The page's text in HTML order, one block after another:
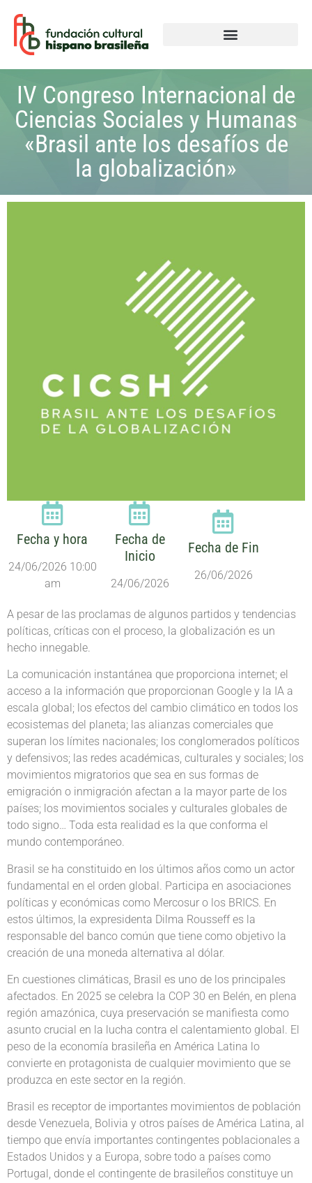
IV Congreso Internacional de
Ciencias Sociales y Humanas
«Brasil ante los desafíos de
la globalización»
Fecha y hora
24/06/2026 10:00
am
Fecha de
Inicio
24/06/2026
Fecha de Fin
26/06/2026
A pesar de las proclamas de algunos partidos y tendencias
políticas, críticas con el proceso, la globalización es un
hecho innegable.
La comunicación instantánea que proporciona internet; el
acceso a la información que proporcionan Google y la IA a
escala global; los efectos del cambio climático en todos los
ecosistemas del planeta; las alianzas comerciales que
superan los límites nacionales; los conglomerados políticos
y defensivos; las redes académicas, culturales y sociales; los
movimientos migratorios que sea en sus formas de
emigración o inmigración afectan a la mayor parte de los
países; los movimientos sociales y culturales globales de
todo signo… Toda esta realidad es la que conforma el
mundo contemporáneo.
Brasil se ha constituido en los últimos años como un actor
fundamental en el orden global. Participa en asociaciones
políticas y económicas como Mercosur o los BRICS. En
estos últimos, la expresidenta Dilma Rousseff es la
responsable del banco común que tiene como objetivo la
creación de una moneda alternativa al dólar.
En cuestiones climáticas, Brasil es uno de los principales
afectados. En 2025 se celebra la COP 30 en Belén, en plena
región amazónica, cuya preservación se manifiesta como
asunto crucial en la lucha contra el calentamiento global. El
peso de la economía brasileña en América Latina lo
convierte en protagonista de cualquier movimiento que se
produzca en este sector en la región.
Brasil es receptor de importantes movimientos de población
desde Venezuela, Bolivia y otros países de América Latina, al
tiempo que envía importantes contingentes poblacionales a
Estados Unidos y a Europa, sobre todo a países como
Portugal, donde el contingente de brasileños constituye un